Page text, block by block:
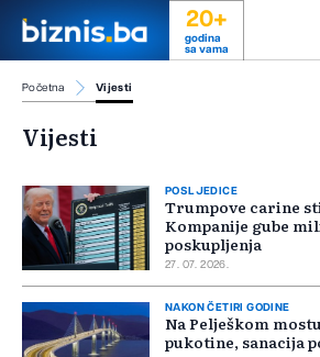
20+
godina
sa vama
Početna Vijesti
Vijesti
POSLJEDICE
Trumpove carine
Kompanije gube
poskupljenja
27. 07. 2026.
NAKON ČETIRI GODINE
Na Pelješkom
pukotine, sanacija